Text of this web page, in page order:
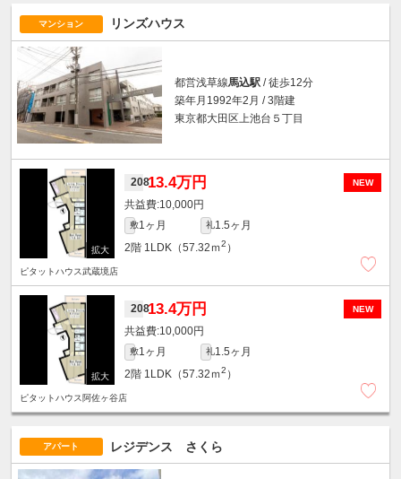
マンション リンズハウス
都営浅草線馬込駅 / 徒歩12分
築年月1992年2月 / 3階建
東京都大田区上池台５丁目
NEW
20813.4万円
10,000円
敷1ヶ月 礼1.5ヶ月
2階 1LDK（57.32ｍ2 ）
ピタットハウス武蔵境店
NEW
20813.4万円
10,000円
敷1ヶ月 礼1.5ヶ月
2階 1LDK（57.32ｍ2 ）
ピタットハウス阿佐ヶ谷店
アパート レジデンス さくら